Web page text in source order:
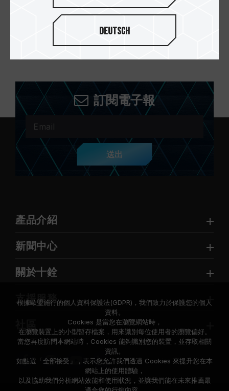
訂閱電子報
送出
產品介紹
新聞中心
關於十銓
支援服務
Deutsch
根據歐盟施行的個人資料保護法(GDPR)，我們致力於保護您的個人
資料。
Cookies 是當您在瀏覽網站時，
在瀏覽裝置上的小型暫存檔案，用來識別每位使用者的瀏覽偏好。
當您再度訪問本網站時，Cookies 能夠識別您的裝置，並存取相關
資訊。
如點選「全部接受」，表示您允許我們透過 Cookies 來提升您在本
網站上的使用體驗，
以及協助我們分析網站效能和使用狀況，並讓我們能在未來推薦最